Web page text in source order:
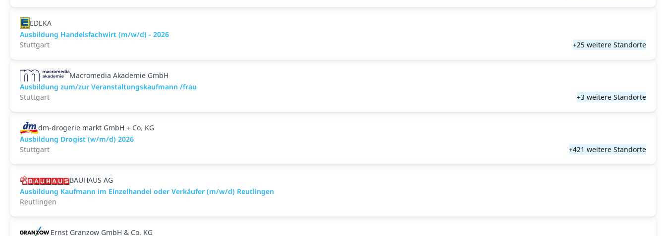
EDEKA
Ausbildung Handelsfachwirt (m/w/d) - 2026
Stuttgart
+25 weitere Standorte
Macromedia Akademie GmbH
Ausbildung zum/zur Veranstaltungs­kaufmann /frau
Stuttgart
+3 weitere Standorte
dm-drogerie markt GmbH + Co. KG
Ausbildung Drogist (w/m/d) 2026
Stuttgart
+421 weitere Standorte
BAUHAUS AG
Ausbildung Kaufmann im Einzelhandel oder Verkäufer (m/w/d) Reutlingen
Reutlingen
Ernst Granzow GmbH & Co. KG